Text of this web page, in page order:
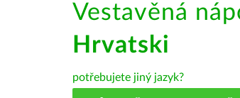
Vestavěná
Hrvatski
potřebujete jiný jazyk?